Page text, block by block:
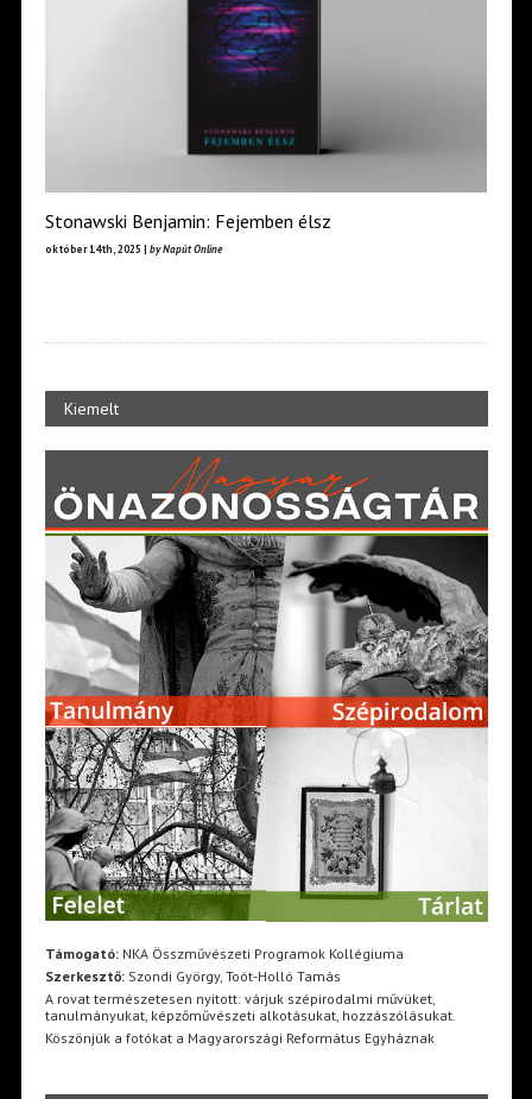
Stonawski Benjamin: Fejemben élsz
október 14th, 2025 | by Napút Online
Kiemelt
Támogató:NKA Összművészeti Programok Kollégiuma
Szerkesztő:Szondi György, Toót-Holló Tamás
A rovat természetesen nyitott: várjuk szépirodalmi művüket,
tanulmányukat, képzőművészeti alkotásukat, hozzászólásukat.
Köszönjük a fotókat a Magyarországi Református Egyháznak